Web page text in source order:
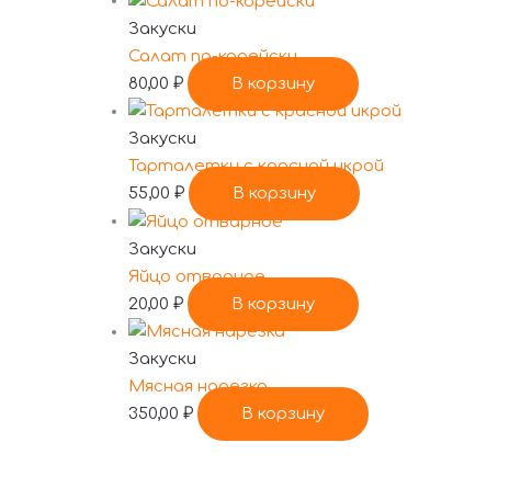
Закуски
Салат по-корейски
80,00 ₽ В корзину
Закуски
Тарталетки с красной икрой
55,00 ₽ В корзину
Закуски
Яйцо отварное
20,00 ₽ В корзину
Закуски
Мясная нарезка
350,00 ₽ В корзину